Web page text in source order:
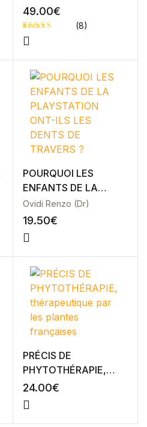
49.00€
Noté
5 basé
8
notation
s client
(8)
POURQUOI LES
ENFANTS DE LA
PLAYSTATION ONT-
ILS LES DENTS DE
TRAVERS ?
Ovidi Renzo (Dr)
19.50€
PRÉCIS DE
PHYTOTHÉRAPIE,
thérapeutique par les
plantes françaises
24.00€